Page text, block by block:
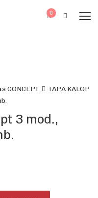
0
CONCEPT
TAPA KALOP
3 mod.,